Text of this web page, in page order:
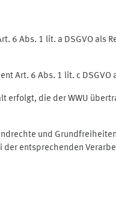
6 Abs. 1 lit. a DSGVO als
Art. 6 Abs. 1 lit. c DSGVO
die der WWU
und
der entsprechenden